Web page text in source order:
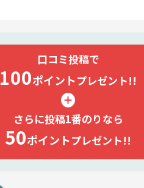
口コミ投稿で
100ポイントプレゼント!!
さらに投稿1番のりなら
50ポイントプレゼント!!